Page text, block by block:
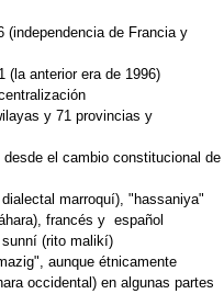
(independencia de Francia y
anterior era de 1996)
y 71 provincias y
el cambio constitucional de
marroquí), "hassaniya"
francés y español
(rito malikí)
aunque étnicamente
occidental) en algunas partes